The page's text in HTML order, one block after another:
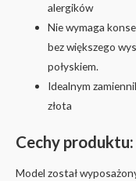
alergików
Nie wymaga
bez większego
połyskiem.
Idealnym
złota
Cechy produktu:
Model został